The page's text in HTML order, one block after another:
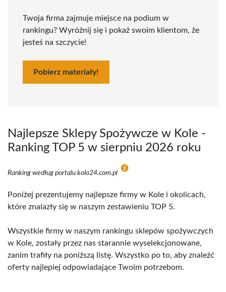
Twoja firma zajmuje miejsce na podium w
rankingu? Wyróżnij się i pokaż swoim klientom, że
jesteś na szczycie!
Pobierz materiały!
Najlepsze Sklepy Spożywcze w Kole -
Ranking TOP 5 w sierpniu 2026 roku
Ranking według portalu kolo24.com.pl
Poniżej prezentujemy najlepsze firmy w Kole i okolicach,
które znalazły się w naszym zestawieniu TOP 5.
Wszystkie firmy w naszym rankingu sklepów spożywczych
w Kole, zostały przez nas starannie wyselekcjonowane,
zanim trafiły na poniższą listę. Wszystko po to, aby znaleźć
oferty najlepiej odpowiadające Twoim potrzebom.